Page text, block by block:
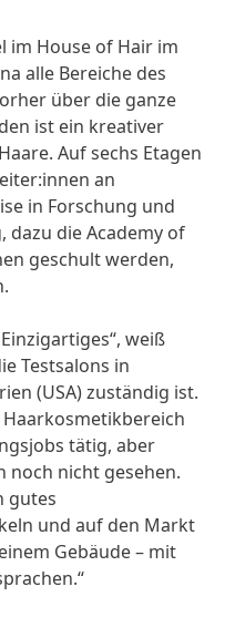
im House of Hair im
alle Bereiche des
über die ganze
ist ein kreativer
Auf sechs Etagen
an
in Forschung und
dazu die Academy of
geschult werden,
weiß
Testsalons in
(USA) zuständig ist.
Haarkosmetikbereich
tätig, aber
noch nicht gesehen.
gutes
und auf den Markt
Gebäude – mit